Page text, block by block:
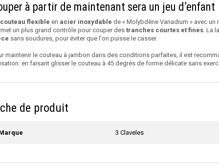
à partir de maintenant sera un jeu d’enfant
couteau flexible en acier inoxydable de « Molybdène Vanadium » avec
un plus grand contrôle pour couper des tranches courtes et fines. La
sans soudures, pour éviter que l'on puisse le casser.
maintenir le couteau à jambon dans des conditions parfaites, il est
en faisant glisser le couteau à 45 degrés de forme délicate sans
de produit
3 Claveles